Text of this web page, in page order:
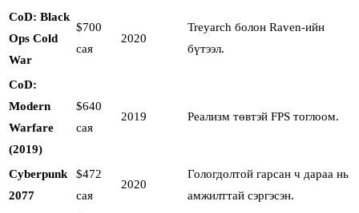
CoD: Black
Ops Cold
War
$700
сая
2020
Treyarch болон Raven-ийн
бүтээл.
CoD:
Modern
Warfare
(2019)
$640
сая
2019 Реализм төвтэй FPS тоглоом.
Cyberpunk
2077
$472
сая
2020
Гологдолтой гарсан ч дараа нь
амжилттай сэргэсэн.